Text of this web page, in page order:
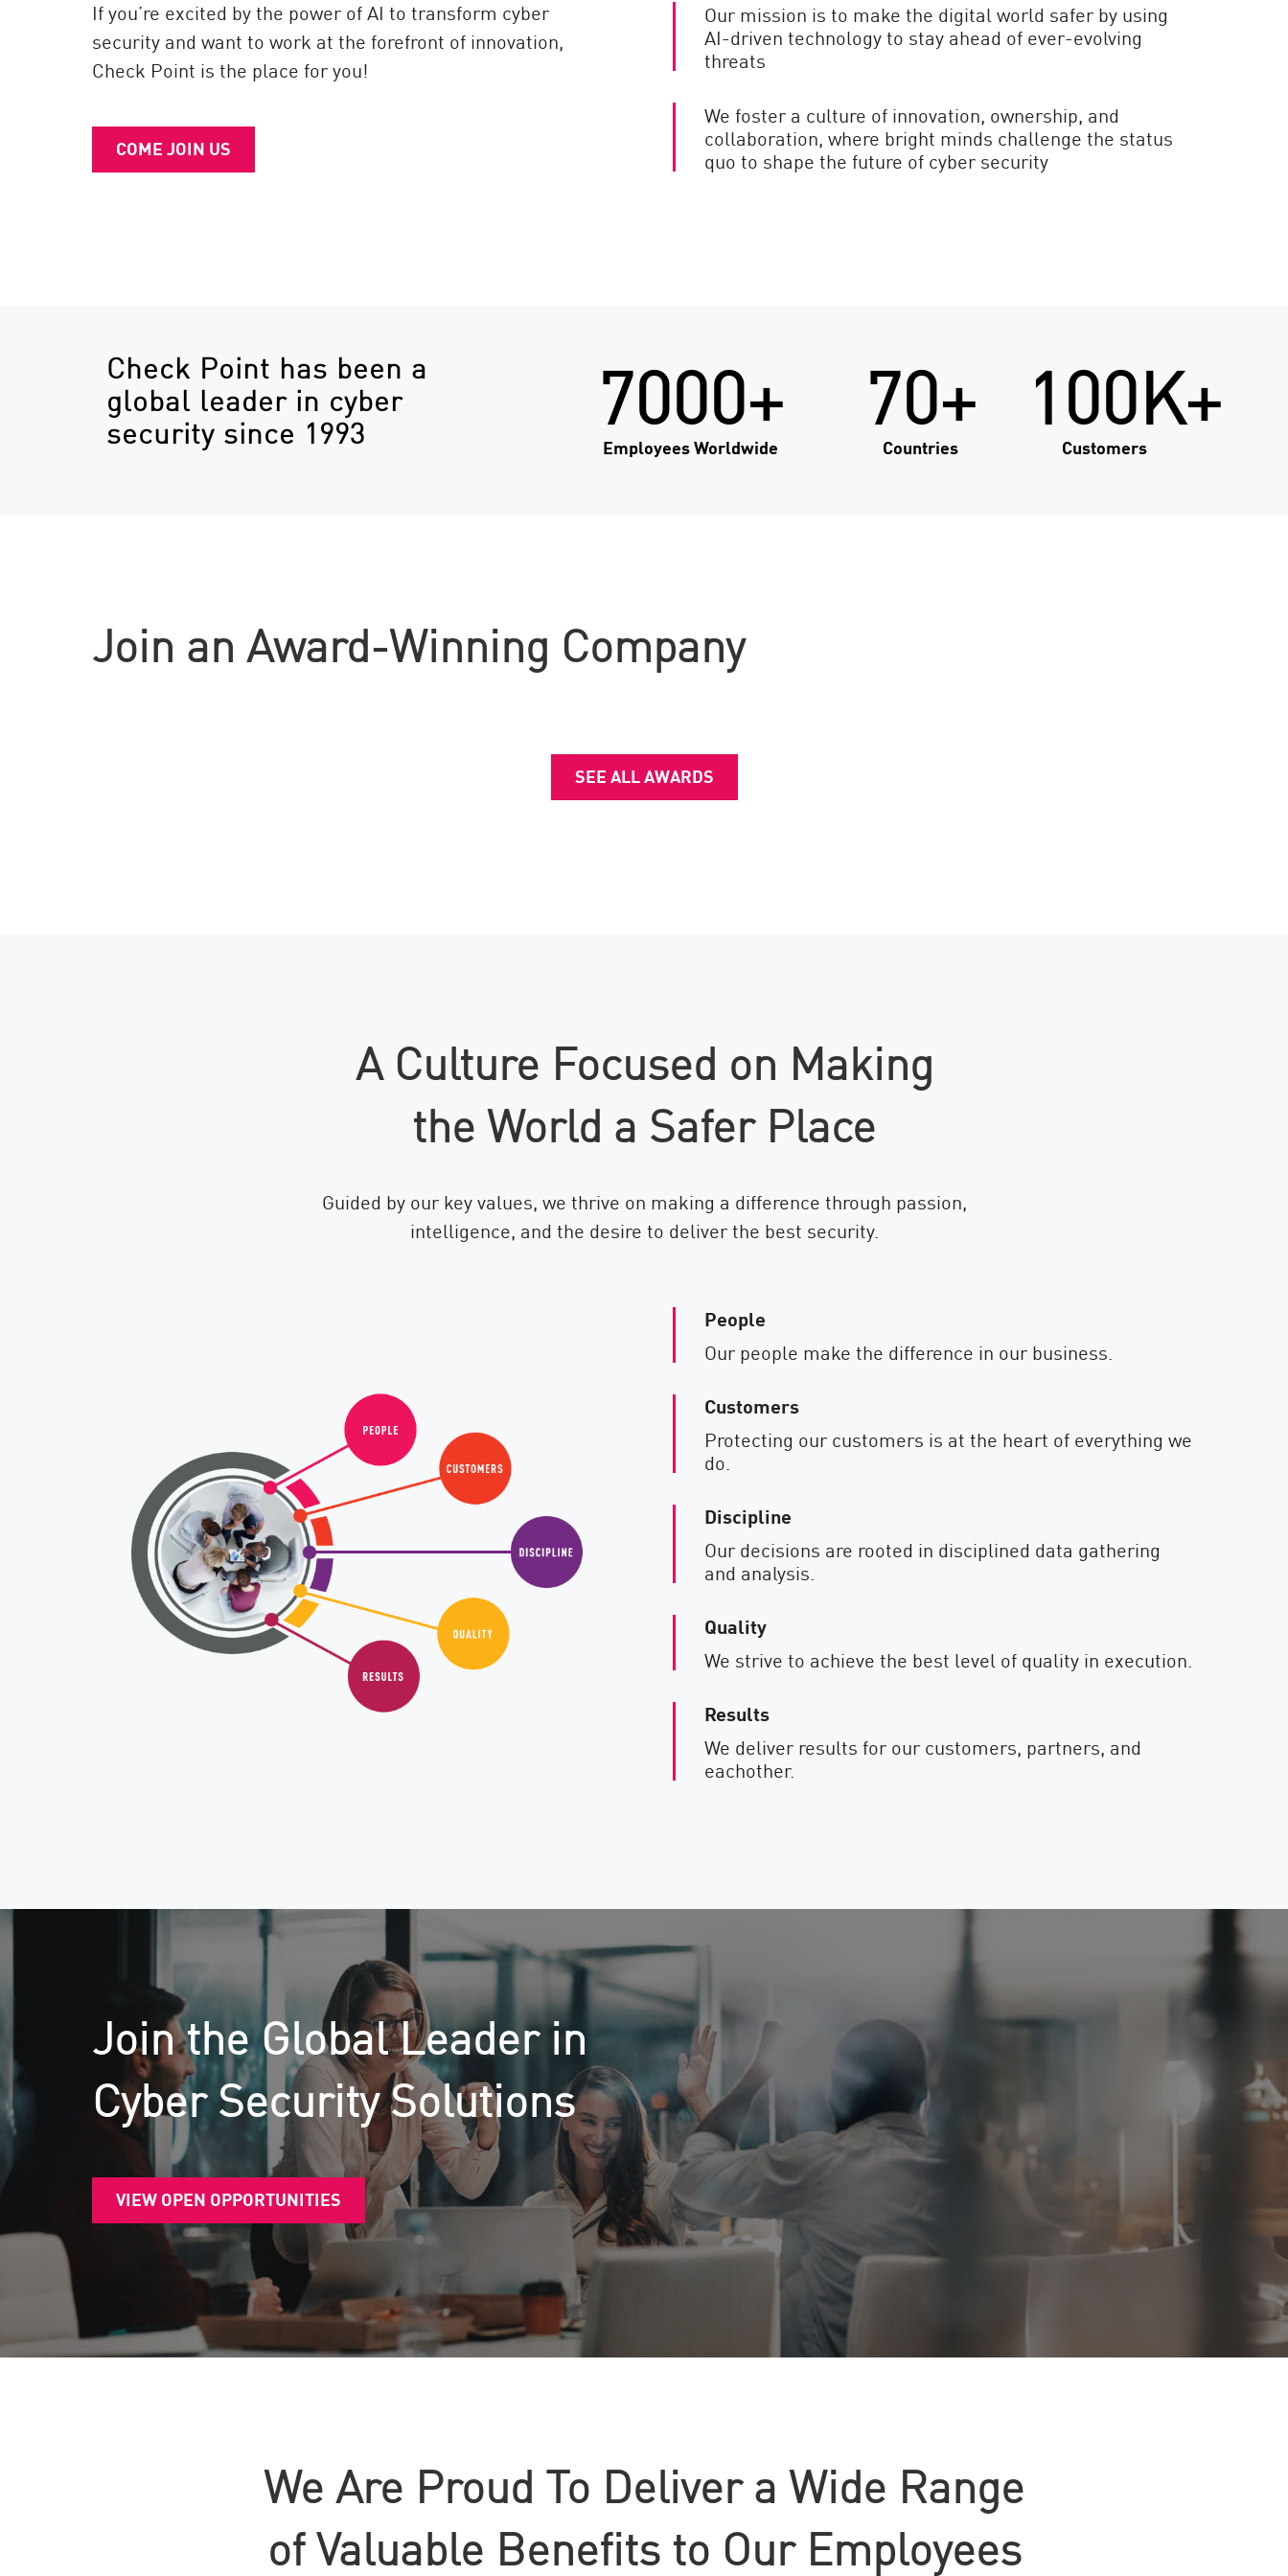
AI Agent Security
If you’re excited by the power of AI to transform cyber
security and want to work at the forefront of innovation,
Check Point is the place for you!
COME JOIN US
Our mission is to make the digital world safer by using
AI-driven technology to stay ahead of ever-evolving
threats
We foster a culture of innovation, ownership, and
collaboration, where bright minds challenge the status
quo to shape the future of cyber security
Check Point has been a
global leader in cyber
security since 1993
7000+
Employees Worldwide
70+
Countries
100K+
Customers
Join an Award-Winning Company
SEE ALL AWARDS
A Culture Focused on Making
the World a Safer Place
Guided by our key values, we thrive on making a difference through passion,
intelligence, and the desire to deliver the best security.
People
Our people make the difference in our business.
Customers
Protecting our customers is at the heart of everything we
do.
Discipline
Our decisions are rooted in disciplined data gathering
and analysis.
Quality
We strive to achieve the best level of quality in execution.
Results
We deliver results for our customers, partners, and
eachother.
Join the Global Leader in
Cyber Security Solutions
VIEW OPEN OPPORTUNITIES
We Are Proud To Deliver a Wide Range
of Valuable Benefits to Our Employees